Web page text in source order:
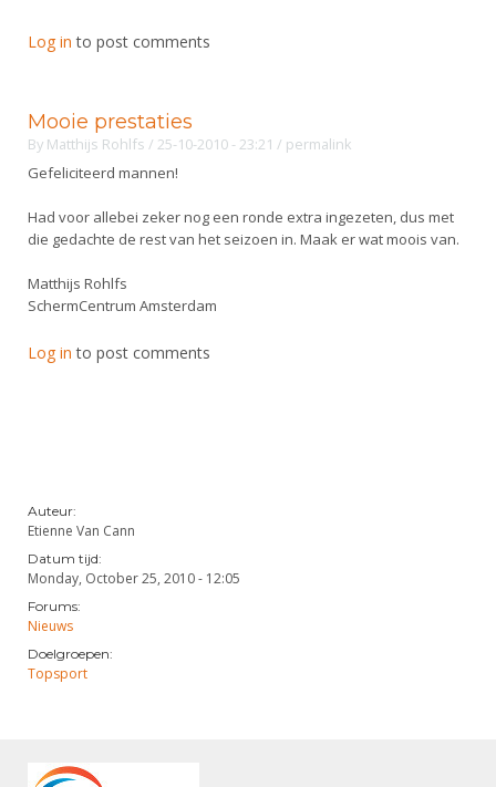
Log in to post comments
Mooie prestaties
By Matthijs Rohlfs / 25-10-2010 - 23:21 / permalink
Gefeliciteerd mannen!
Had voor allebei zeker nog een ronde extra ingezeten, dus met
die gedachte de rest van het seizoen in. Maak er wat moois van.
Matthijs Rohlfs
SchermCentrum Amsterdam
Log in to post comments
Auteur:
Etienne Van Cann
Datum tijd:
Monday, October 25, 2010 - 12:05
Forums:
Nieuws
Doelgroepen:
Topsport